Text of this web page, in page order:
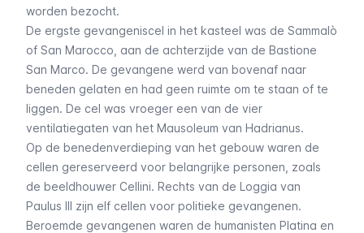
worden bezocht.
De ergste gevangeniscel in het kasteel was de Sammalò
of San Marocco , aan de achterzijde van de Bastione
San Marco. De gevangene werd van bovenaf naar
beneden gelaten en had geen ruimte om te staan of te
liggen. De cel was vroeger een van de vier
ventilatiegaten van het Mausoleum van Hadrianus.
Op de benedenverdieping van het gebouw waren de
cellen gereserveerd voor belangrijke personen, zoals
de beeldhouwer Cellini. Rechts van de Loggia van
Paulus III zijn elf cellen voor politieke gevangenen.
Beroemde gevangenen waren de humanisten Platina en